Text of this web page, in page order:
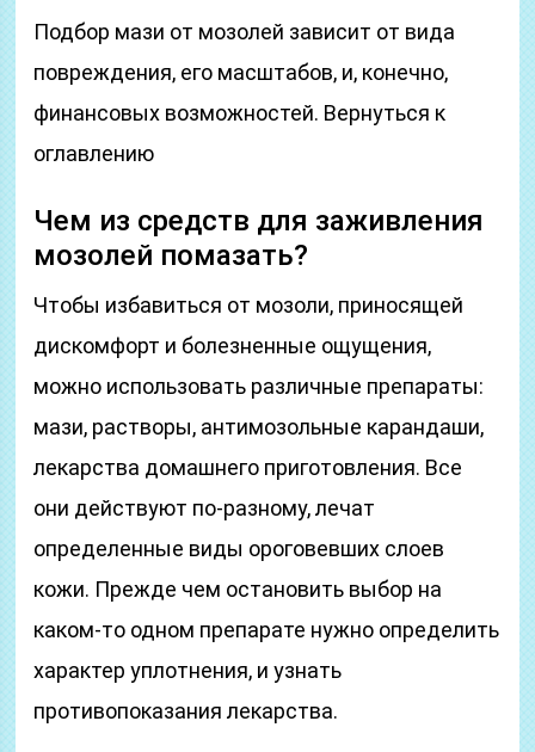
Подбор мази от мозолей зависит от вида
повреждения, его масштабов, и, конечно,
финансовых возможностей. Вернуться к
оглавлению
Чем из средств для заживления
мозолей помазать?
Чтобы избавиться от мозоли, приносящей
дискомфорт и болезненные ощущения,
можно использовать различные препараты:
мази, растворы, антимозольные карандаши,
лекарства домашнего приготовления. Все
они действуют по-разному, лечат
определенные виды ороговевших слоев
кожи. Прежде чем остановить выбор на
каком-то одном препарате нужно определить
характер уплотнения, и узнать
противопоказания лекарства.